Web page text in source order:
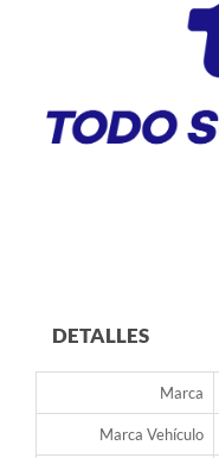
DETALLES
Marca
Marca Vehículo